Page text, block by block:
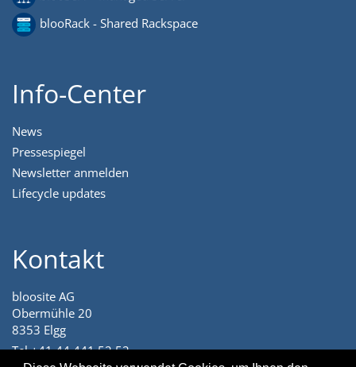
blooRack - Shared Rackspace
Info-Center
News
Pressespiegel
Newsletter anmelden
Lifecycle updates
Kontakt
bloosite AG
Obermühle 20
8353 Elgg
Tel +41 44 441 52 52